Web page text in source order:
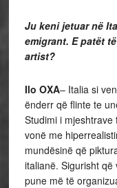
Ju keni jetuar në
emigrant. E patët
artist?
Ilo OXA– Italia si
ënderr që flinte te
Studimi i
vonë me
mundësinë që
italianë. Sigurisht
pune më të